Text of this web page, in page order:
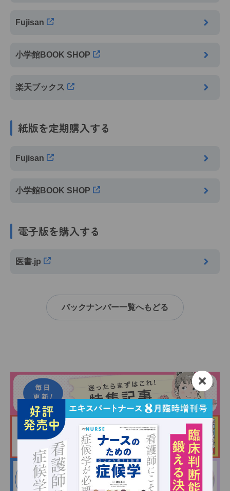
Fujisan
小学館BOOK SHOP
楽天ブックス
紙版を定期購入する
Fujisan
小学館BOOK SHOP
電子版を購入する
医書.jp
バックナンバー一覧へもどる